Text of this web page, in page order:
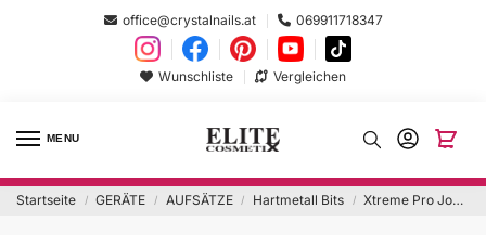
office@crystalnails.at 069911718347
Wunschliste Vergleichen
MENU
Startseite / GERÄTE / AUFSÄTZE / Hartmetall Bits / Xtreme Pro Joker